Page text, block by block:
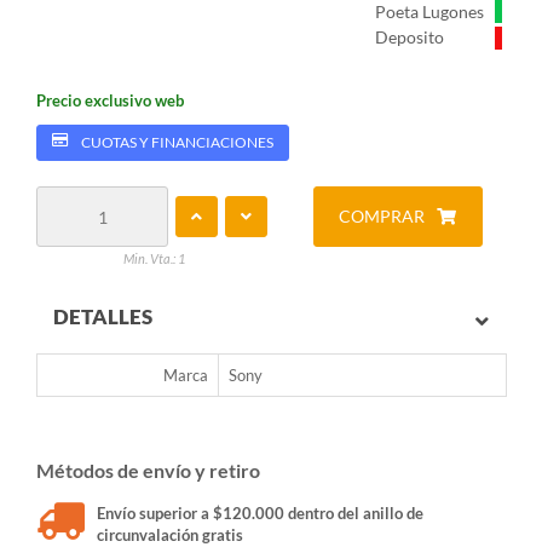
Poeta Lugones
Deposito
Precio exclusivo web
CUOTAS Y FINANCIACIONES
Min. Vta.: 1
COMPRAR
DETALLES
Marca Sony
Métodos de envío y retiro
Envío superior a $120.000 dentro del anillo de
circunvalación gratis